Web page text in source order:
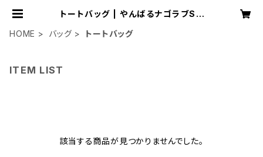
トートバッグ | やんばるナゴラブSH
HOME
バッグ トートバッグ
ITEM LIST
該当する商品が見つかりませんでした。